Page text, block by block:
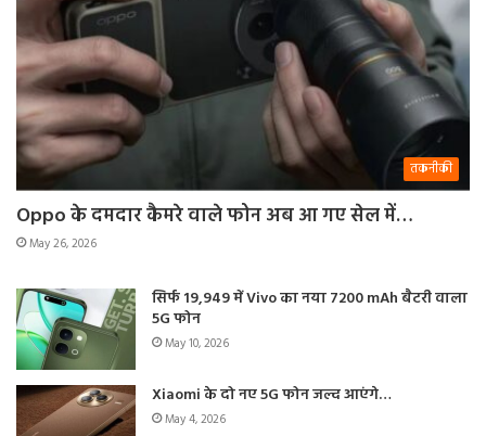
तकनीकी
Oppo के दमदार कैमरे वाले फोन अब आ गए सेल में…
May 26, 2026
सिर्फ 19,949 में Vivo का नया 7200 mAh बैटरी वाला
5G फोन
May 10, 2026
Xiaomi के दो नए 5G फोन जल्द आएंगे…
May 4, 2026